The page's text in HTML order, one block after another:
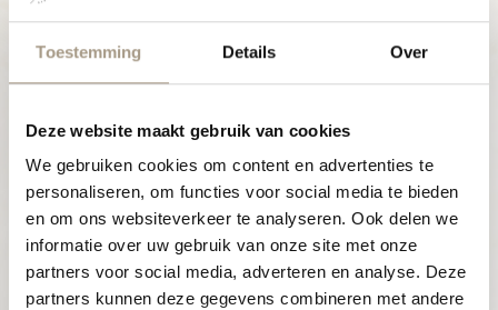
Toestemming Details Over
Deze website maakt gebruik van cookies
We gebruiken cookies om content en advertenties te
personaliseren, om functies voor social media te bieden
en om ons websiteverkeer te analyseren. Ook delen we
informatie over uw gebruik van onze site met onze
partners voor social media, adverteren en analyse. Deze
partners kunnen deze gegevens combineren met andere